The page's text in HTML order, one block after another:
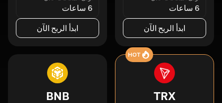
6 ساعات
ابدأ الربح الآن
6 ساعات
ابدأ الربح الآن
HOT
TRX
BNB